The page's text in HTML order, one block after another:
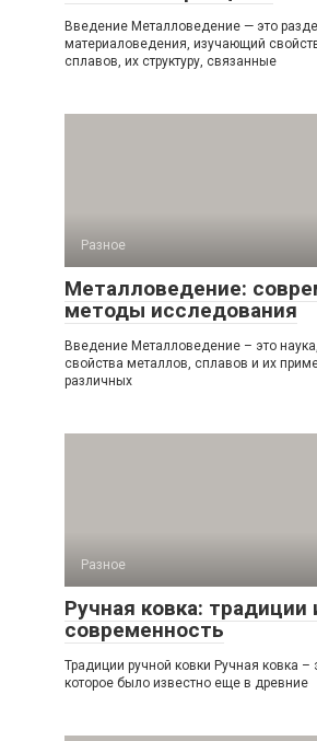
Введение Металловедение — это
материаловедения, изучающий
сплавов, их структуру, связанные
Разное
Металловедение:
методы исследования
Введение Металловедение – это
свойства металлов, сплавов и их
различных
Разное
Ручная ковка: традиции
современность
Традиции ручной ковки Ручная ковка –
которое было известно еще в древние